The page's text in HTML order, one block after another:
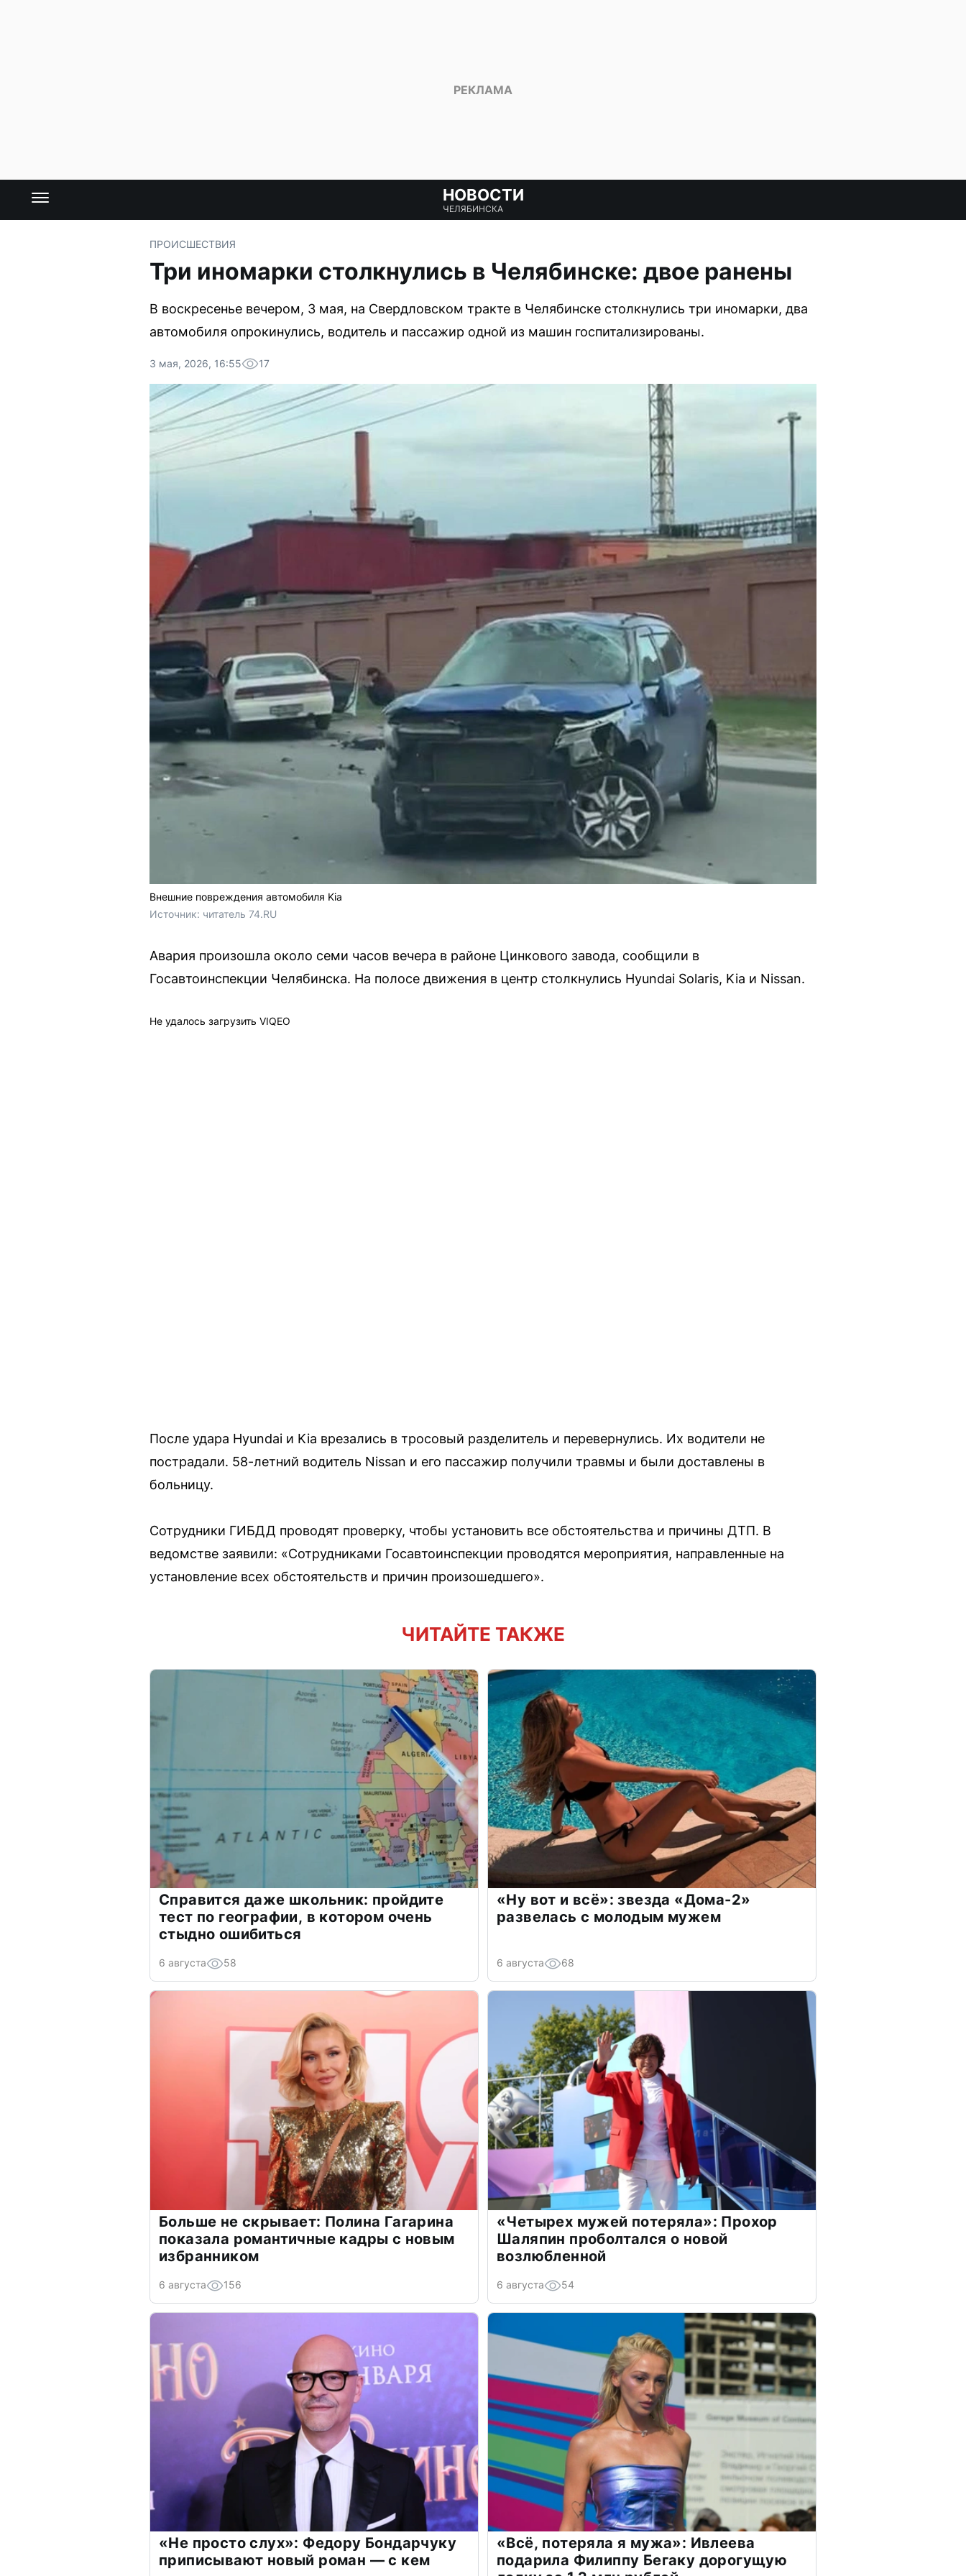
НОВОСТИ
ЧЕЛЯБИНСКА
ПРОИСШЕСТВИЯ
Три иномарки столкнулись в Челябинске: двое ранены
В воскресенье вечером, 3 мая, на Свердловском тракте в Челябинске столкнулись три иномарки, два
автомобиля опрокинулись, водитель и пассажир одной из машин госпитализированы.
3 мая, 2026, 16:55 17
Внешние повреждения автомобиля Kia
Источник: читатель 74.RU
Авария произошла около семи часов вечера в районе Цинкового завода, сообщили в
Госавтоинспекции Челябинска. На полосе движения в центр столкнулись Hyundai Solaris, Kia и Nissan.
Не удалось загрузить VIQEO
После удара Hyundai и Kia врезались в тросовый разделитель и перевернулись. Их водители не
пострадали. 58-летний водитель Nissan и его пассажир получили травмы и были доставлены в
больницу.
Сотрудники ГИБДД проводят проверку, чтобы установить все обстоятельства и причины ДТП. В
ведомстве заявили: «Сотрудниками Госавтоинспекции проводятся мероприятия, направленные на
установление всех обстоятельств и причин произошедшего».
ЧИТАЙТЕ ТАКЖЕ
Справится даже школьник: пройдите
тест по географии, в котором очень
стыдно ошибиться
6 августа 58
«Ну вот и всё»: звезда «Дома-2»
развелась с молодым мужем
6 августа 68
Больше не скрывает: Полина Гагарина
показала романтичные кадры с новым
избранником
6 августа 156
«Четырех мужей потеряла»: Прохор
Шаляпин проболтался о новой
возлюбленной
6 августа 54
«Не просто слух»: Федору Бондарчуку
приписывают новый роман — с кем
«Всё, потеряла я мужа»: Ивлеева
подарила Филиппу Бегаку дорогущую